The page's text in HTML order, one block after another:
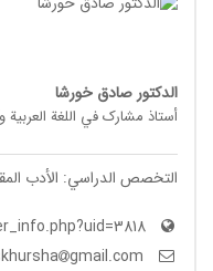
الدکتور صادق خورشا
أستاذ مشارک في اللغة العربیة
التخصص الدراسي: الأدب
gmail.com